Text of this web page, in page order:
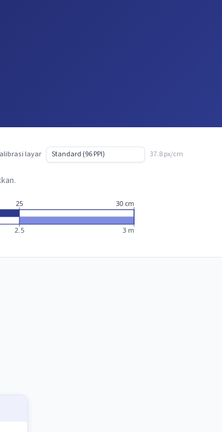
layar 37.8 px/cm
25
2.5
30 cm
3 m